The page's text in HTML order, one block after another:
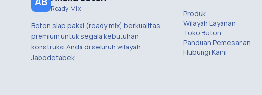
Ready Mix
Beton siap pakai (ready mix) berkualitas
premium untuk segala kebutuhan
konstruksi Anda di seluruh wilayah
Jabodetabek.
Produk
Wilayah Layanan
Toko Beton
Panduan Pemesanan
Hubungi Kami